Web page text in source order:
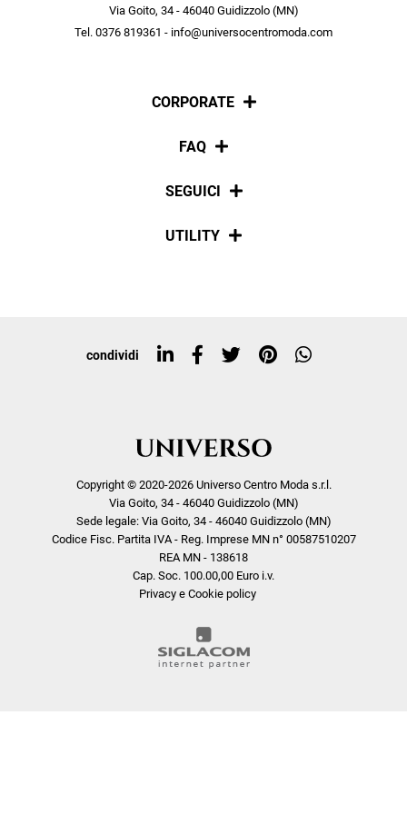
Via Goito, 34 - 46040 Guidizzolo (MN)
Tel. 0376 819361 - info@universocentromoda.com
CORPORATE
Chi siamo
FAQ
Pagamenti
SEGUICI
Social
UTILITY
Top ricerche
condividi
Copyright © 2020-2026 Universo Centro Moda s.r.l.
Via Goito, 34 - 46040 Guidizzolo (MN)
Sede legale: Via Goito, 34 - 46040 Guidizzolo (MN)
Codice Fisc. Partita IVA - Reg. Imprese MN n° 00587510207
REA MN - 138618
Cap. Soc. 100.00,00 Euro i.v.
Privacy e Cookie policy
scopri in anteprima le offerte in esclusiva a te riservate.
ISCRIVITI